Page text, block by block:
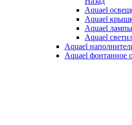
Aquael
Aquael
Aquael
Aquael
Aquael
Aquael фонтанное